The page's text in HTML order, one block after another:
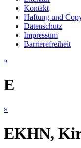
Kontakt
Haftung und
Datenschutz
Impressum
Barrierefreiheit
«
E
»
EKHN,